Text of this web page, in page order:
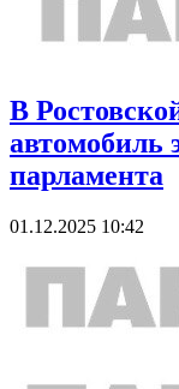
В
автомобиль
парламента
01.12.2025 10:42